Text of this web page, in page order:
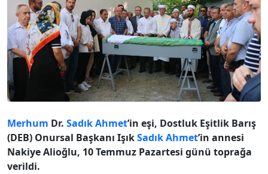
Merhum Dr. Sadık Ahmet’in eşi, Dostluk Eşitlik Barış
(DEB) Onursal Başkanı IşıkSadık Ahmet’in annesi
Nakiye Alioğlu, 10 Temmuz Pazartesi günü toprağa
verildi.